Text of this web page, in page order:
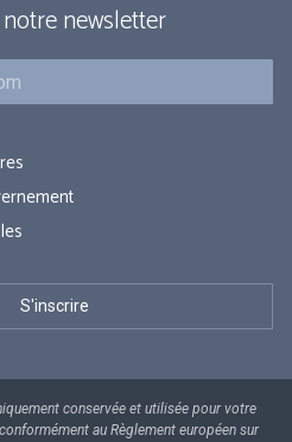
newsletter
conservée et utilisée pour votre
au Règlement européen sur